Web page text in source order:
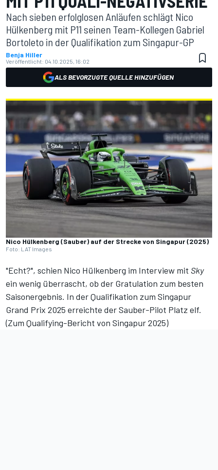
Nach sieben erfolglosen Anläufen schlägt Nico
Hülkenberg mit P11 seinen Team-Kollegen Gabriel
Bortoleto in der Qualifikation zum Singapur-GP
Benja Hiller
Veröffentlicht: 04.10.2025, 16:02
ALS BEVORZUGTE QUELLE HINZUFÜGEN
Nico Hülkenberg (Sauber) auf der Strecke von Singapur (2025)
Foto: LAT Images
"Echt?", schien Nico Hülkenberg im Interview mit Sky
ein wenig überrascht, ob der Gratulation zum besten
Saisonergebnis. In der Qualifikation zum Singapur
Grand Prix 2025 erreichte der Sauber-Pilot Platz elf.
(Zum Qualifying-Bericht von Singapur 2025)